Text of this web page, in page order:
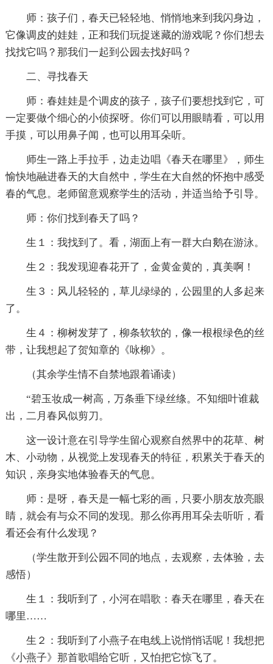
师：孩子们，春天已轻轻地、悄悄地来到我闪身边，
它像调皮的娃娃，正和我们玩捉迷藏的游戏呢？你们想去
找找它吗？那我们一起到公园去找好吗？
二、寻找春天
师：春娃娃是个调皮的孩子，孩子们要想找到它，可
一定要做个细心的小侦探呀。你们可以用眼睛看，可以用
手摸，可以用鼻子闻，也可以用耳朵听。
师生一路上手拉手，边走边唱《春天在哪里》，师生
愉快地融进春天的大自然中，学生在大自然的怀抱中感受
春的气息。老师留意观察学生的活动，并适当给予引导。
师：你们找到春天了吗？
生１：我找到了。看，湖面上有一群大白鹅在游泳。
生２：我发现迎春花开了，金黄金黄的，真美啊！
生３：风儿轻轻的，草儿绿绿的，公园里的人多起来
了。
生４：柳树发芽了，柳条软软的，像一根根绿色的丝
带，让我想起了贺知章的《咏柳》。
（其余学生情不自禁地跟着诵读）
“碧玉妆成一树高，万条垂下绿丝绦。不知细叶谁裁
出，二月春风似剪刀。
这一设计意在引导学生留心观察自然界中的花草、树
木、小动物，从视觉上发现春天的特征，积累关于春天的
知识，亲身实地体验春天的气息。
师：是呀，春天是一幅七彩的画，只要小朋友放亮眼
睛，就会有与众不同的发现。那么你再用耳朵去听听，看
看还会有什么发现？
（学生散开到公园不同的地点，去观察，去体验，去
感悟）
生１：我听到了，小河在唱歌：春天在哪里，春天在
哪里……
生２：我听到了小燕子在电线上说悄悄话呢！我想把
《小燕子》那首歌唱给它听，又怕把它惊飞了。